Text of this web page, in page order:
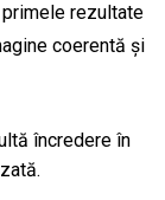
primele rezultate
coerentă și
încredere în